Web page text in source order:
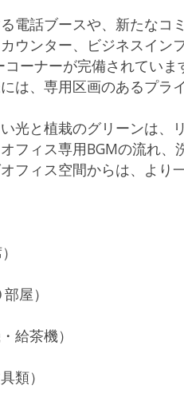
電話ブースや、新たなコ
ウンター、ビジネスイン
ーナーが完備されていま
は、専用区画のあるプラ
光と植栽のグリーンは、
フィス専用BGMの流れ、
フィス空間からは、より
屋）
茶機）
類）